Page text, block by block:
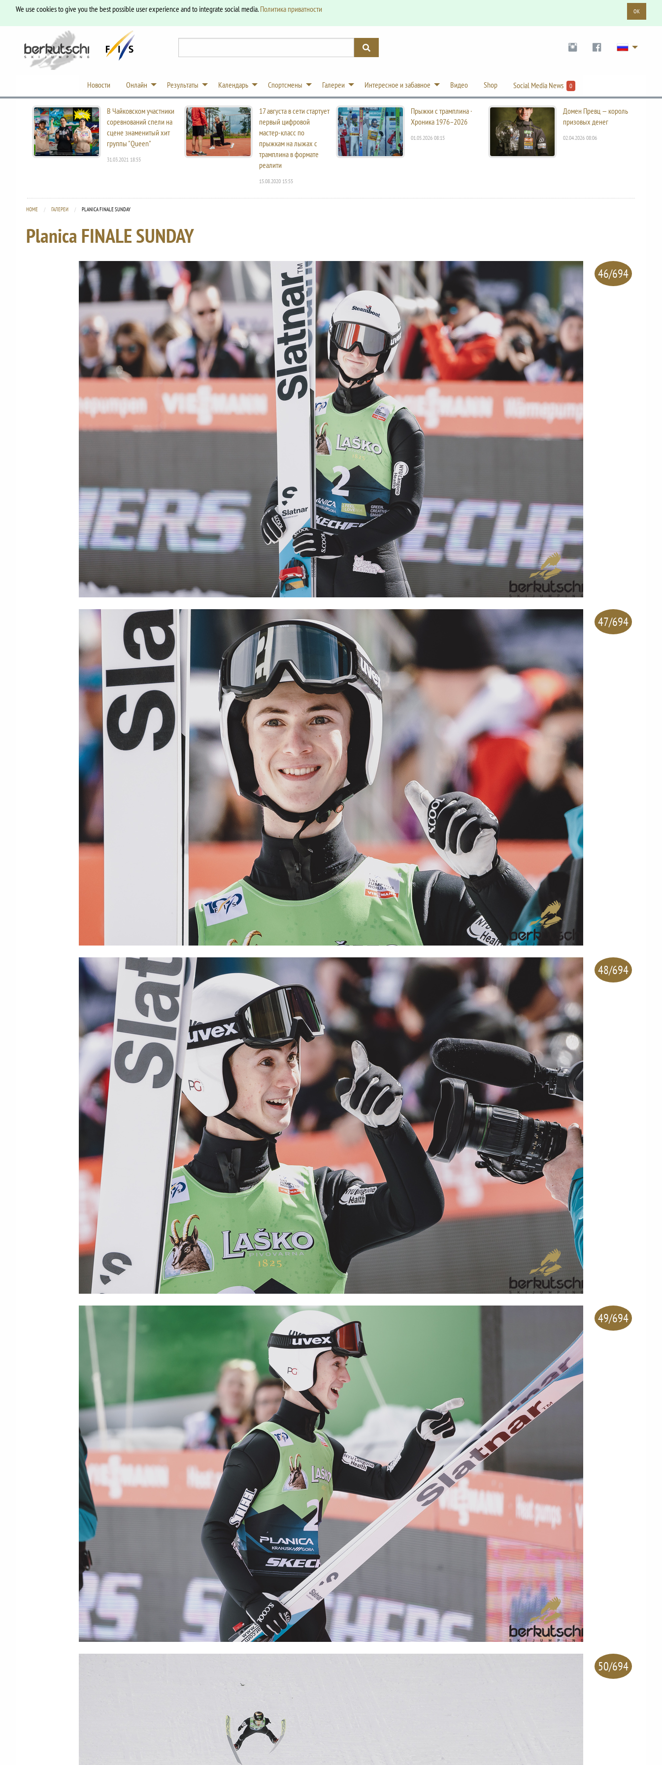
We use cookies to give you the best possible user experience and to integrate social media.Политика приватности OK
Новости Онлайн Результаты Календарь Спортсмены Галереи Интересное и забавное Видео Shop Social Media News 0
В Чайковском участники
соревнований спели на
сцене знаменитый хит
группы "Queen"
31.03.2021 18:55
17 августа в сети стартует
первый цифровой
мастер-класс по
прыжкам на лыжах с
трамплина в формате
реалити
15.08.2020 15:55
Прыжки с трамплина ·
Хроника 1976–2026
01.05.2026 08:15
Домен Превц — король
призовых денег
02.04.2026 08:06
HOME ГАЛЕРЕИ CURRENT:
PLANICA FINALE SUNDAY
Planica FINALE SUNDAY
46/694
47/694
48/694
49/694
50/694